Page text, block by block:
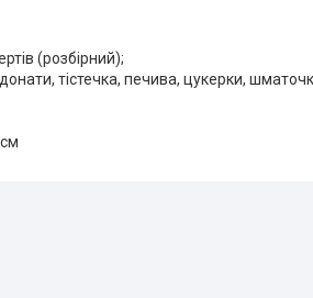
(розбірний);
донати, тістечка, печива, цукерки,